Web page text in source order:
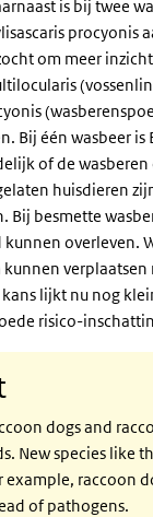
is bij twee
procyonis
om meer
Bij één wasbeer
of de
huisdieren
Bij besmette
kunnen overleven.
lijkt nu nog
risico-
dogs and
New species like
example, raccoon
of pathogens.